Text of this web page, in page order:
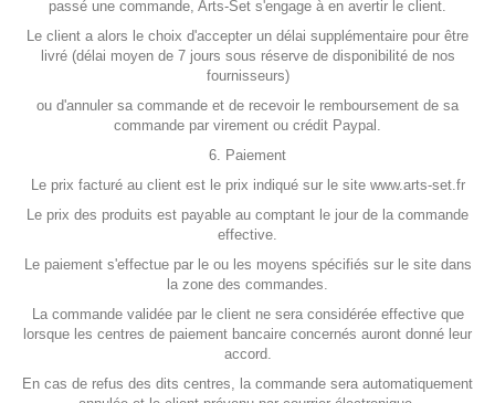
passé une commande, Arts-Set s'engage à en avertir le client.
Le client a alors le choix d'accepter un délai supplémentaire pour être
livré (délai moyen de 7 jours sous réserve de disponibilité de nos
fournisseurs)
ou d'annuler sa commande et de recevoir le remboursement de sa
commande par virement ou crédit Paypal.
6. Paiement
Le prix facturé au client est le prix indiqué sur le site www.arts-set.fr
Le prix des produits est payable au comptant le jour de la commande
effective.
Le paiement s'effectue par le ou les moyens spécifiés sur le site dans
la zone des commandes.
La commande validée par le client ne sera considérée effective que
lorsque les centres de paiement bancaire concernés auront donné leur
accord.
En cas de refus des dits centres, la commande sera automatiquement